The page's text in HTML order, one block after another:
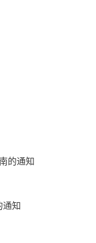
的通知
通知